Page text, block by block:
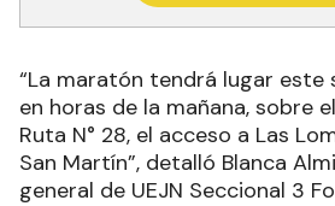
“La maratón tendrá lugar este
en horas de la mañana, sobre
Ruta N° 28, el acceso a Las
San Martín”, detalló Blanca
general de UEJN Seccional 3